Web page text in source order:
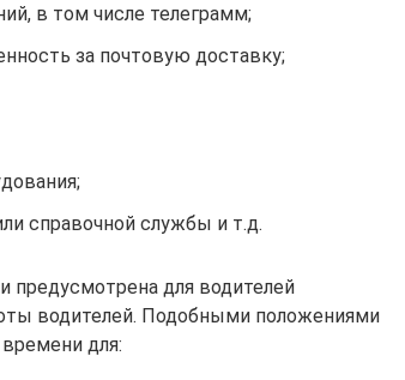
в том числе телеграмм;
за почтовую доставку;
справочной службы и т.д.
предусмотрена для водителей
водителей. Подобными положениями
для: